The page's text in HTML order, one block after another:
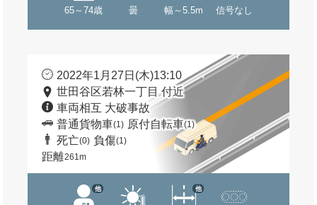
65～74歳 曇 幅～5.5m 信号なし
2022年1月27日(木)13:10
世田谷区若林一丁目 付近
車両相互 大破事故
普通貨物車(1) 原付自転車(1)
死亡(0) 負傷(1)
距離261m
他 他